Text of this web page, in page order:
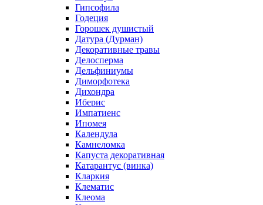
Гипсофила
Годеция
Горошек душистый
Датура (Дурман)
Декоративные травы
Делосперма
Дельфиниумы
Диморфотека
Дихондра
Иберис
Импатиенс
Ипомея
Календула
Камнеломка
Капуста декоративная
Катарантус (винка)
Кларкия
Клематис
Клеома